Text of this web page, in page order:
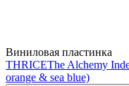
Виниловая пластинка
THRICEThe Alchemy
orange & sea blue)